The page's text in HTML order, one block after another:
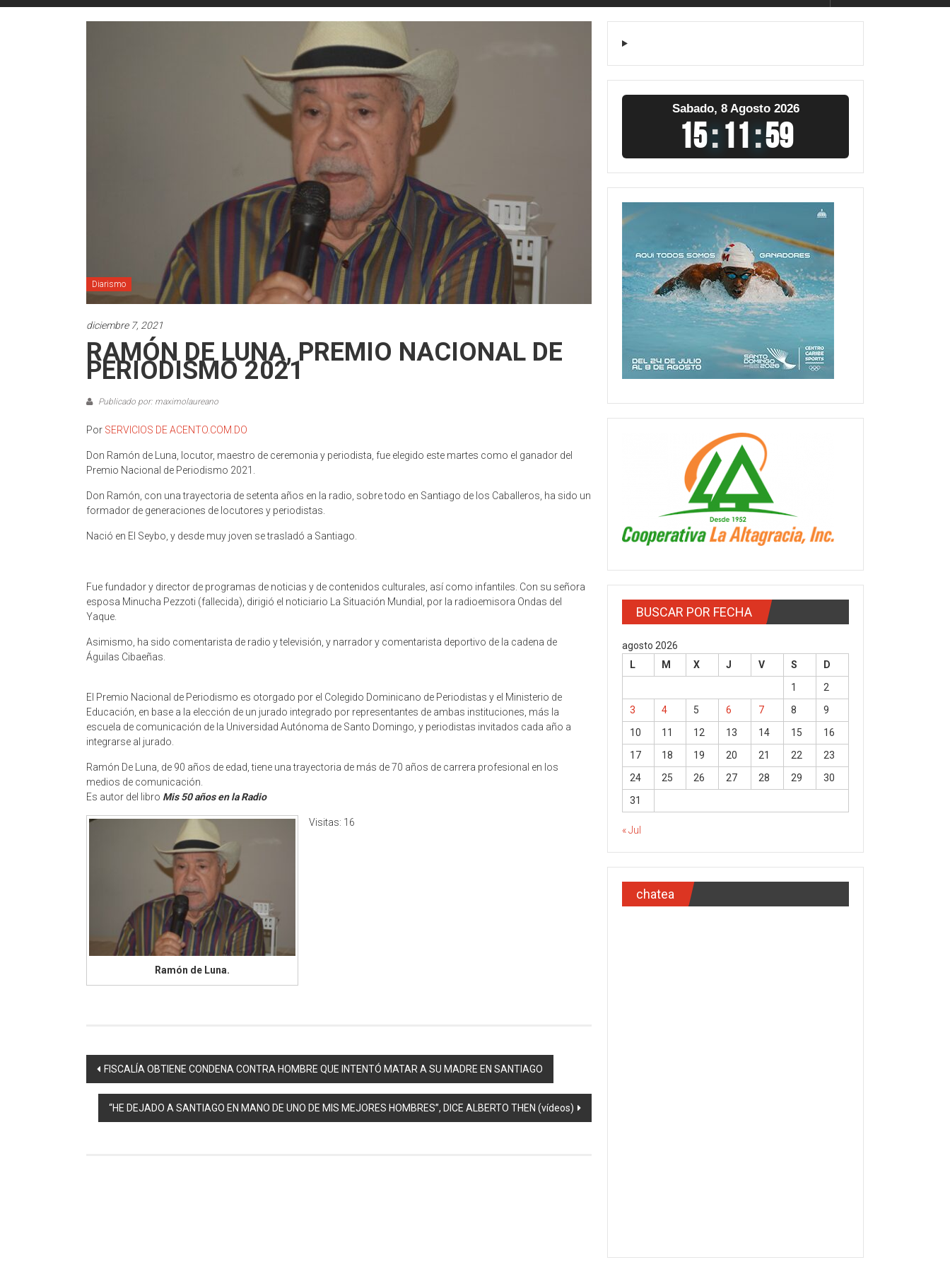
Diarismo
diciembre 7, 2021
RAMÓN DE LUNA, PREMIO NACIONAL DE
PERIODISMO 2021
Publicado por: maximolaureano
Por SERVICIOS DE ACENTO.COM.DO
Don Ramón de Luna, locutor, maestro de ceremonia y periodista, fue elegido este martes como el ganador del
Premio Nacional de Periodismo 2021.
Don Ramón, con una trayectoria de setenta años en la radio, sobre todo en Santiago de los Caballeros, ha sido un
formador de generaciones de locutores y periodistas.
Nació en El Seybo, y desde muy joven se trasladó a Santiago.
Fue fundador y director de programas de noticias y de contenidos culturales, así como infantiles. Con su señora
esposa Minucha Pezzoti (fallecida), dirigió el noticiario La Situación Mundial, por la radioemisora Ondas del
Yaque.
Asimismo, ha sido comentarista de radio y televisión, y narrador y comentarista deportivo de la cadena de
Águilas Cibaeñas.
El Premio Nacional de Periodismo es otorgado por el Colegido Dominicano de Periodistas y el Ministerio de
Educación, en base a la elección de un jurado integrado por representantes de ambas instituciones, más la
escuela de comunicación de la Universidad Autónoma de Santo Domingo, y periodistas invitados cada año a
integrarse al jurado.
Ramón De Luna, de 90 años de edad, tiene una trayectoria de más de 70 años de carrera profesional en los
medios de comunicación.
Es autor del libro Mis 50 años en la Radio
Ramón de Luna.
Visitas: 16
Navegación
de
entradas
FISCALÍA OBTIENE CONDENA CONTRA HOMBRE QUE INTENTÓ MATAR A SU MADRE EN SANTIAGO
“HE DEJADO A SANTIAGO EN MANO DE UNO DE MIS MEJORES HOMBRES”, DICE ALBERTO THEN (vídeos)
Sabado, 8 Agosto 2026
15:12:00
BUSCAR POR FECHA
agosto 2026
L
M X J V S
D
1
2
3
4 5 6 7 8
9
10
11 12 13 14 15
16
17
18 19 20 21 22
23
24
25 26 27 28 29
30
31
« Jul
chatea